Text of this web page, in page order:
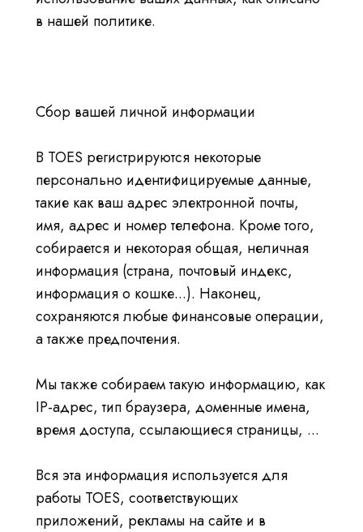
CAT SHOW APP FAQ'S
в нашей политике.
Сбор вашей личной информации
В TOES регистрируются некоторые
персонально идентифицируемые данные,
такие как ваш адрес электронной почты,
имя, адрес и номер телефона. Кроме того,
собирается и некоторая общая, неличная
информация (страна, почтовый индекс,
информация о кошке...). Наконец,
сохраняются любые финансовые операции,
а также предпочтения.
Мы также собираем такую информацию, как
IP-адрес, тип браузера, доменные имена,
время доступа, ссылающиеся страницы, ...
Вся эта информация используется для
работы TOES, соответствующих
приложений, рекламы на сайте и в